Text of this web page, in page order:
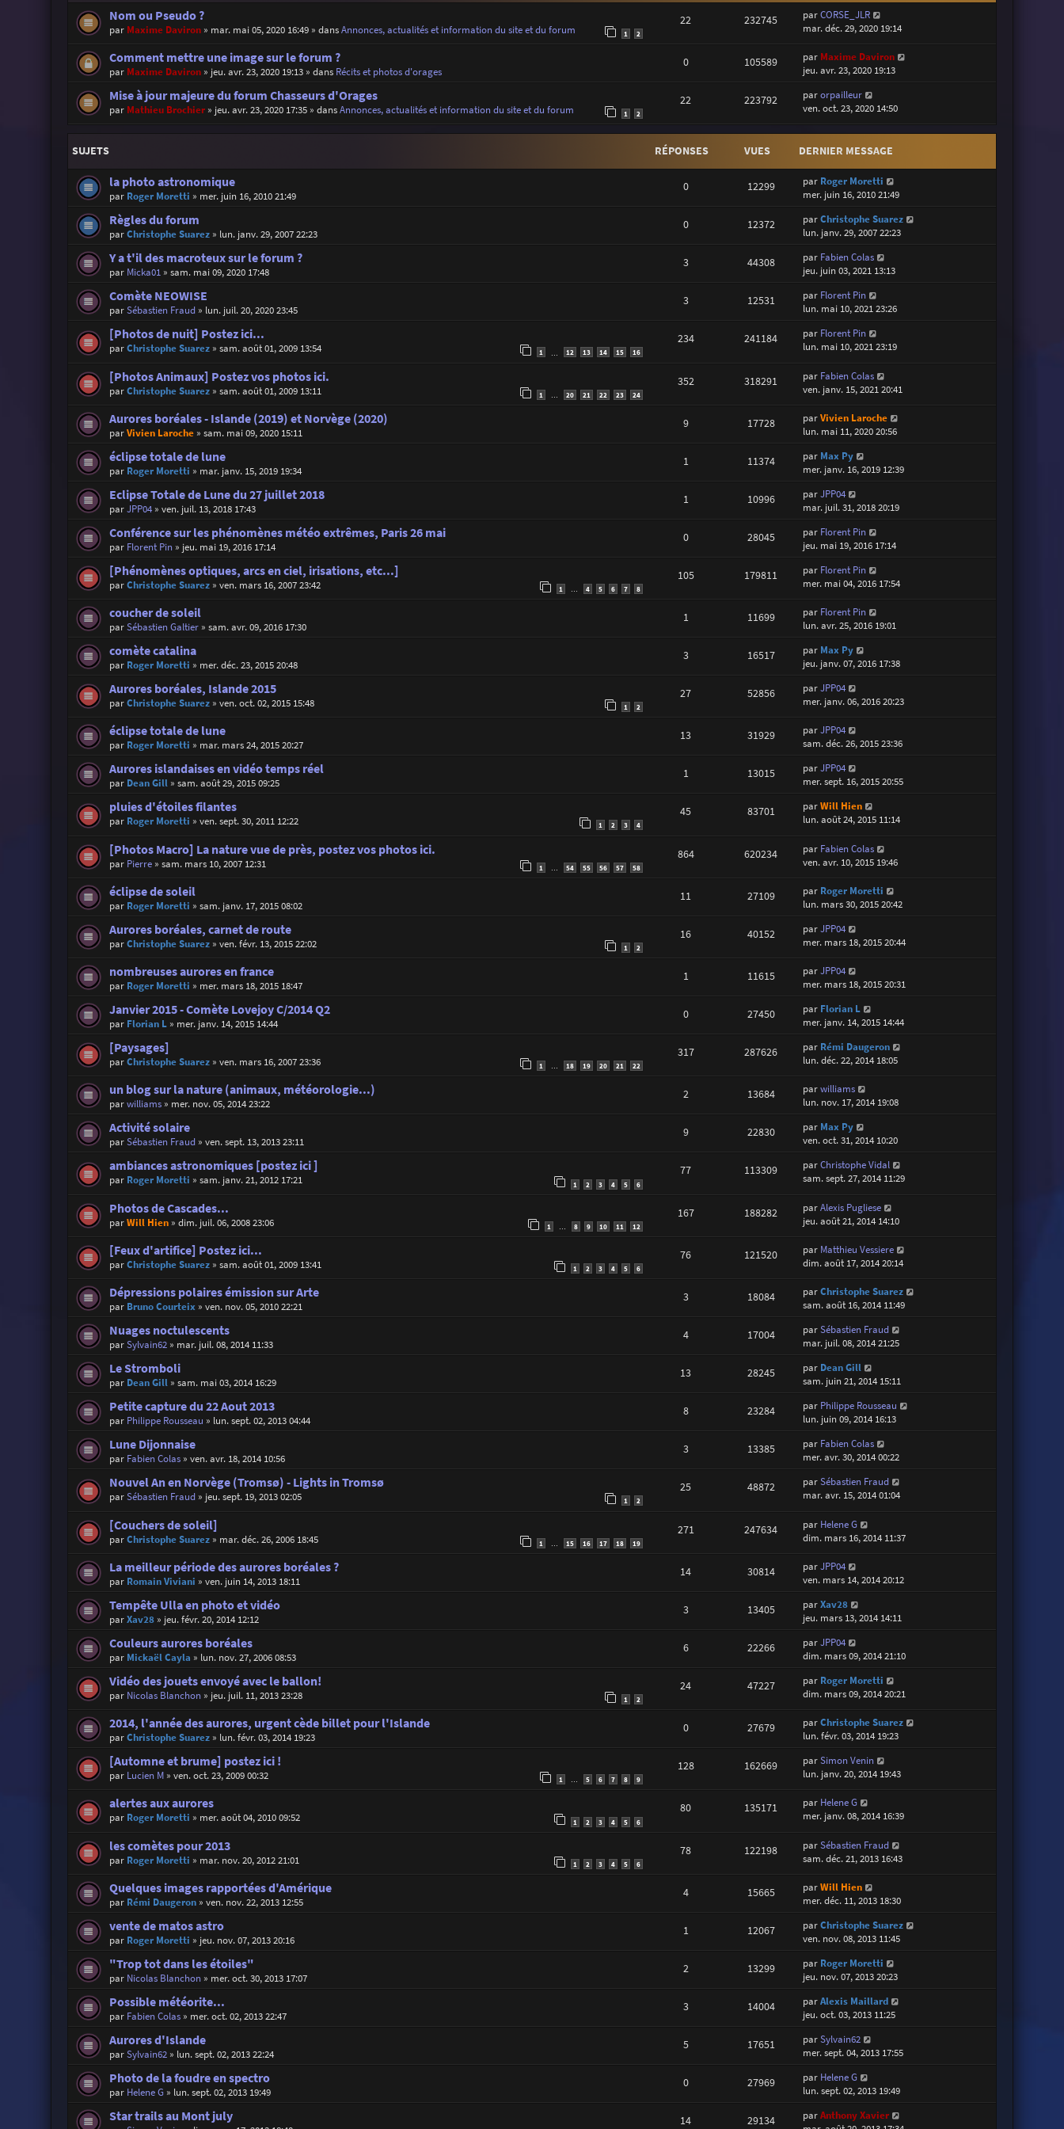
Nom ou Pseudo ?
par Maxime Daviron» mar. mai 05, 2020 16:49» dansAnnonces, actualités et information du site et du forum 1 2
22 232745 parCORSE_JLR
mar. déc. 29, 2020 19:14
Comment mettre une image sur le forum ?
par Maxime Daviron» jeu. avr. 23, 2020 19:13» dans Récits et photos d'orages
0 105589 par Maxime Daviron
jeu. avr. 23, 2020 19:13
Mise à jour majeure du forum Chasseurs d'Orages
par Mathieu Brochier» jeu. avr. 23, 2020 17:35» dansAnnonces, actualités et information du site et du forum 1 2
22 223792 parorpailleur
ven. oct. 23, 2020 14:50
SUJETS RÉPONSES VUES DERNIER MESSAGE
la photo astronomique
par Roger Moretti » mer. juin 16, 2010 21:49
0 12299 par Roger Moretti
mer. juin 16, 2010 21:49
Règles du forum
parChristophe Suarez» lun. janv. 29, 2007 22:23
0 12372 parChristophe Suarez
lun. janv. 29, 2007 22:23
Y a t'il des macroteux sur le forum ?
par Micka01» sam. mai 09, 2020 17:48
3 44308 par Fabien Colas
jeu. juin 03, 2021 13:13
Comète NEOWISE
parSébastien Fraud» lun. juil. 20, 2020 23:45
3 12531 par Florent Pin
lun. mai 10, 2021 23:26
[Photos de nuit] Postez ici...
parChristophe Suarez» sam. août 01, 2009 13:54 1 12 13 14 15 16
234 241184 par Florent Pin
lun. mai 10, 2021 23:19
[Photos Animaux] Postez vos photos ici.
parChristophe Suarez» sam. août 01, 2009 13:11 1 20 21 22 23 24
352 318291 par Fabien Colas
ven. janv. 15, 2021 20:41
Aurores boréales - Islande (2019) et Norvège (2020)
parVivien Laroche» sam. mai 09, 2020 15:11
9 17728 parVivien Laroche
lun. mai 11, 2020 20:56
éclipse totale de lune
par Roger Moretti » mar. janv. 15, 2019 19:34
1 11374 par Max Py
mer. janv. 16, 2019 12:39
Eclipse Totale de Lune du 27 juillet 2018
parJPP04» ven. juil. 13, 2018 17:43
1 10996 parJPP04
mar. juil. 31, 2018 20:19
Conférence sur les phénomènes météo extrêmes, Paris 26 mai
par Florent Pin» jeu. mai 19, 2016 17:14
0 28045 par Florent Pin
jeu. mai 19, 2016 17:14
[Phénomènes optiques, arcs en ciel, irisations, etc...]
parChristophe Suarez» ven. mars 16, 2007 23:42 1 4 5 6 7 8
105 179811 par Florent Pin
mer. mai 04, 2016 17:54
coucher de soleil
parSébastien Galtier» sam. avr. 09, 2016 17:30
1 11699 par Florent Pin
lun. avr. 25, 2016 19:01
comète catalina
par Roger Moretti » mer. déc. 23, 2015 20:48
3 16517 par Max Py
jeu. janv. 07, 2016 17:38
Aurores boréales, Islande 2015
parChristophe Suarez» ven. oct. 02, 2015 15:48 1 2
27 52856 parJPP04
mer. janv. 06, 2016 20:23
éclipse totale de lune
par Roger Moretti » mar. mars 24, 2015 20:27
13 31929 parJPP04
sam. déc. 26, 2015 23:36
Aurores islandaises en vidéo temps réel
par Dean Gill» sam. août 29, 2015 09:25
1 13015 parJPP04
mer. sept. 16, 2015 20:55
pluies d'étoiles filantes
par Roger Moretti » ven. sept. 30, 2011 12:22 1 2 3 4
45 83701 parWill Hien
lun. août 24, 2015 11:14
[Photos Macro] La nature vue de près, postez vos photos ici.
par Pierre» sam. mars 10, 2007 12:31 1 54 55 56 57 58
864 620234 par Fabien Colas
ven. avr. 10, 2015 19:46
éclipse de soleil
par Roger Moretti » sam. janv. 17, 2015 08:02
11 27109 par Roger Moretti
lun. mars 30, 2015 20:42
Aurores boréales, carnet de route
parChristophe Suarez» ven. févr. 13, 2015 22:02 1 2
16 40152 parJPP04
mer. mars 18, 2015 20:44
nombreuses aurores en france
par Roger Moretti » mer. mars 18, 2015 18:47
1 11615 parJPP04
mer. mars 18, 2015 20:31
Janvier 2015 - Comète Lovejoy C/2014 Q2
par Florian L» mer. janv. 14, 2015 14:44
0 27450 par Florian L
mer. janv. 14, 2015 14:44
[Paysages]
parChristophe Suarez» ven. mars 16, 2007 23:36 1 … 18 19 20 21 22
317 287626 par Rémi Daugeron
lun. déc. 22, 2014 18:05
un blog sur la nature (animaux, météorologie...)
parwilliams» mer. nov. 05, 2014 23:22
2 13684 parwilliams
lun. nov. 17, 2014 19:08
Activité solaire
parSébastien Fraud» ven. sept. 13, 2013 23:11
9 22830 par Max Py
ven. oct. 31, 2014 10:20
ambiances astronomiques [postez ici ]
par Roger Moretti » sam. janv. 21, 2012 17:21 1 2 3 4 5 6
77 113309 parChristophe Vidal
sam. sept. 27, 2014 11:29
Photos de Cascades...
parWill Hien» dim. juil. 06, 2008 23:06 1 8 9 10 11 12
167 188282 parAlexis Pugliese
jeu. août 21, 2014 14:10
[Feux d'artifice] Postez ici...
parChristophe Suarez» sam. août 01, 2009 13:41 1 2 3 4 5 6
76 121520 par Matthieu Vessiere
dim. août 17, 2014 20:14
Dépressions polaires émission sur Arte
par Bruno Courteix» ven. nov. 05, 2010 22:21
3 18084 parChristophe Suarez
sam. août 16, 2014 11:49
Nuages noctulescents
parSylvain62» mar. juil. 08, 2014 11:33
4 17004 parSébastien Fraud
mar. juil. 08, 2014 21:25
Le Stromboli
par Dean Gill» sam. mai 03, 2014 16:29
13 28245 par Dean Gill
sam. juin 21, 2014 15:11
Petite capture du 22 Aout 2013
par Philippe Rousseau » lun. sept. 02, 2013 04:44
8 23284 par Philippe Rousseau
lun. juin 09, 2014 16:13
Lune Dijonnaise
par Fabien Colas» ven. avr. 18, 2014 10:56
3 13385 par Fabien Colas
mer. avr. 30, 2014 00:22
Nouvel An en Norvège (Tromsø) - Lights in Tromsø
parSébastien Fraud» jeu. sept. 19, 2013 02:05 1 2
25 48872 parSébastien Fraud
mar. avr. 15, 2014 01:04
[Couchers de soleil]
parChristophe Suarez» mar. déc. 26, 2006 18:45 1 15 16 17 18 19
271 247634 par Helene G
dim. mars 16, 2014 11:37
La meilleur période des aurores boréales ?
par Romain Viviani » ven. juin 14, 2013 18:11
14 30814 parJPP04
ven. mars 14, 2014 20:12
Tempête Ulla en photo et vidéo
parXav28» jeu. févr. 20, 2014 12:12
3 13405 parXav28
jeu. mars 13, 2014 14:11
Couleurs aurores boréales
par Mickaël Cayla » lun. nov. 27, 2006 08:53
6 22266 parJPP04
dim. mars 09, 2014 21:10
Vidéo des jouets envoyé avec le ballon!
par Nicolas Blanchon» jeu. juil. 11, 2013 23:28 1 2
24 47227 par Roger Moretti
dim. mars 09, 2014 20:21
2014, l'année des aurores, urgent cède billet pour l'Islande
parChristophe Suarez» lun. févr. 03, 2014 19:23
0 27679 parChristophe Suarez
lun. févr. 03, 2014 19:23
[Automne et brume] postez ici !
par Lucien M» ven. oct. 23, 2009 00:32 1 … 5 6 7 8 9
128 162669 parSimon Venin
lun. janv. 20, 2014 19:43
alertes aux aurores
par Roger Moretti » mer. août 04, 2010 09:52 1 2 3 4 5 6
80 135171 par Helene G
mer. janv. 08, 2014 16:39
les comètes pour 2013
par Roger Moretti » mar. nov. 20, 2012 21:01 1 2 3 4 5 6
78 122198 parSébastien Fraud
sam. déc. 21, 2013 16:43
Quelques images rapportées d'Amérique
par Rémi Daugeron» ven. nov. 22, 2013 12:55
4 15665 parWill Hien
mer. déc. 11, 2013 18:30
vente de matos astro
par Roger Moretti » jeu. nov. 07, 2013 20:16
1 12067 parChristophe Suarez
ven. nov. 08, 2013 11:45
"Trop tot dans les étoiles"
par Nicolas Blanchon» mer. oct. 30, 2013 17:07
2 13299 par Roger Moretti
jeu. nov. 07, 2013 20:23
Possible météorite...
par Fabien Colas» mer. oct. 02, 2013 22:47
3 14004 parAlexis Maillard
jeu. oct. 03, 2013 11:25
Aurores d'Islande
parSylvain62» lun. sept. 02, 2013 22:24
5 17651 parSylvain62
mer. sept. 04, 2013 17:55
Photo de la foudre en spectro
par Helene G» lun. sept. 02, 2013 19:49
0 27969 par Helene G
lun. sept. 02, 2013 19:49
Star trails au Mont july 14 29134 parAnthony Xavier